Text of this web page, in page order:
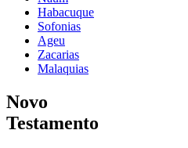
Habacuque
Sofonias
Ageu
Zacarias
Malaquias
Novo
Testamento